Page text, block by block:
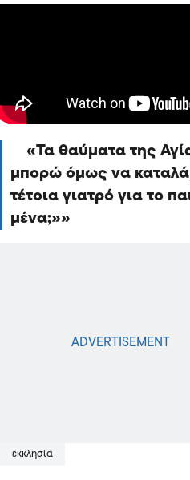
Τα θαύματα της
μπορώ όμως να
τέτοια γιατρό για το
μένα;»
εκκλησία